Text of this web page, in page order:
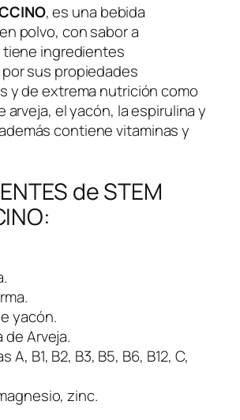
, es una bebida
polvo, con sabor a
ingredientes
sus propiedades
y de extrema nutrición como
arveja, el yacón, la espirulina y
contiene vitaminas y
de STEM
yacón.
de Arveja.
A, B1, B2, B3, B5, B6, B12, C,
zinc.